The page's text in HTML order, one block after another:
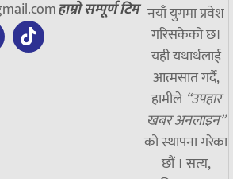
हाम्रो सम्पूर्ण टिम नयाँ युगमा प्रवेश
गरिसकेको छ।
यही यथार्थलाई
आत्मसात गर्दै,
हामीले “उपहार
खबर अनलाइन”
को स्थापना गरेका
छौं । सत्य,